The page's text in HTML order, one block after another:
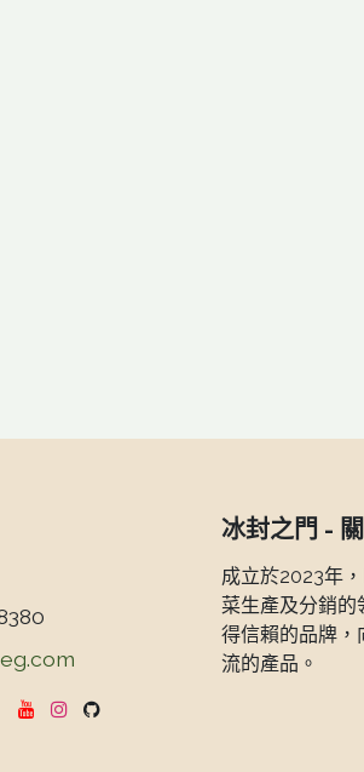
冰封之門 -
成立於2023年
菜生產及分銷
得信賴的品牌，
流的產品。